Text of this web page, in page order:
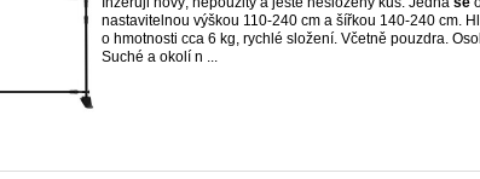
nastavitelnou výškou 110-240 cm a šířkou 140-240 cm.
o hmotnosti cca 6 kg, rychlé složení. Včetně pouzdra.
Suché a okolí n ...